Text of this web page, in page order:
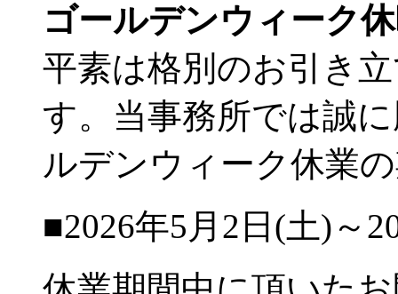
ゴールデンウィーク
平素は格別のお引き
す。当事務所では誠
ルデンウィーク休業
■2026年5月2日(土)～